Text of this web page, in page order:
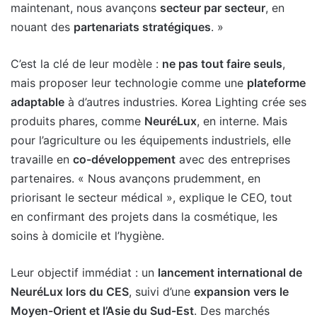
maintenant, nous avançons secteur par secteur, en
nouant des partenariats stratégiques. »
C’est la clé de leur modèle : ne pas tout faire seuls,
mais proposer leur technologie comme une plateforme
adaptable à d’autres industries. Korea Lighting crée ses
produits phares, comme NeuréLux, en interne. Mais
pour l’agriculture ou les équipements industriels, elle
travaille en co-développement avec des entreprises
partenaires. « Nous avançons prudemment, en
priorisant le secteur médical », explique le CEO, tout
en confirmant des projets dans la cosmétique, les
soins à domicile et l’hygiène.
Leur objectif immédiat : un lancement international de
NeuréLux lors du CES, suivi d’une expansion vers le
Moyen-Orient et l’Asie du Sud-Est. Des marchés